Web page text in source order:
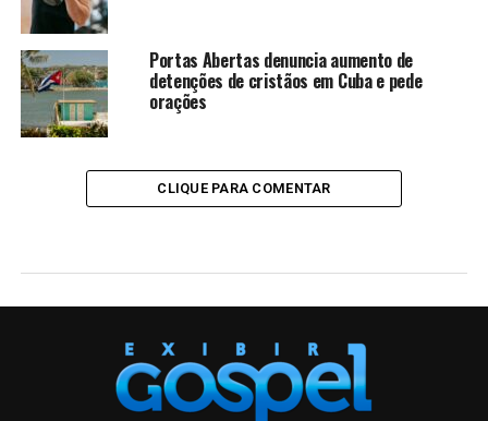
Portas Abertas denuncia aumento de
detenções de cristãos em Cuba e pede
orações
CLIQUE PARA COMENTAR
YouVersion coloca The Passion
Translation em revisão após